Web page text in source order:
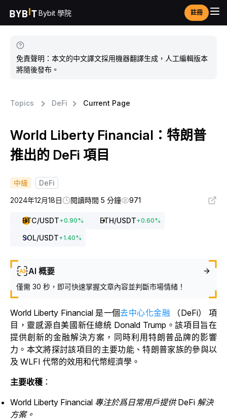
Bybit 學院 註冊
免責聲明：本文的中文譯文採用機器翻譯生成，人工編輯版本
將隨後發布。
Topics DeFi Current Page
World Liberty Financial：特朗普
推出的 DeFi 項目
中級
DeFi
2024年12月18日
閱讀時間 5 分鐘 971
BTC/USDT+0.90% ETH/USDT+0.60%
SOL/USDT+1.40%
AI 概要
僅需 30 秒，即可快速掌握文章內容並判斷市場情緒！
World Liberty Financial 是一個去中心化金融
（DeFi） 項
目，靈感源自美國新任總統 Donald Trump。該項目旨在
提供創新的金融解決方案，同時利用特朗普品牌的影響
力。本文將探討該項目的主要功能、特朗普家族的參與以
及 WLFI 代幣的效用和代幣經濟學。
主要收穫 ：
World Liberty Financial 專注於爲日常用戶提供 DeFi 解決
方案。